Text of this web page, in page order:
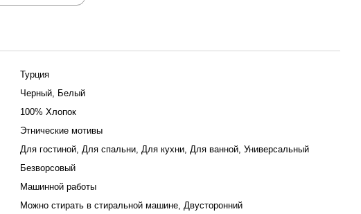
Турция
Черный, Белый
100% Хлопок
Этнические мотивы
Для гостиной, Для спальни, Для кухни, Для ванной, Универсальный
Безворсовый
Машинной работы
Можно стирать в стиральной машине, Двусторонний